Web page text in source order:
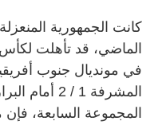
كانت الجمهورية
الماضي، قد تأهلت لكأس
المشرفة 1 /
المجموعة السابعة، فإن